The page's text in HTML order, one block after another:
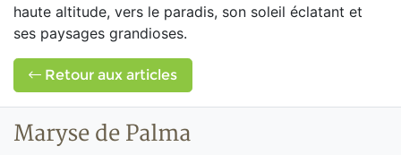
haute altitude, vers le paradis, son soleil éclatant et
ses paysages grandioses.
Retour aux articles
Maryse de Palma